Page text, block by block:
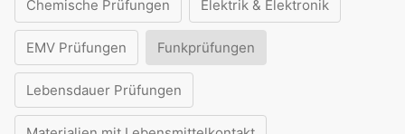
Chemische Prüfungen Elektrik & Elektronik
EMV Prüfungen Funkprüfungen
Lebensdauer Prüfungen